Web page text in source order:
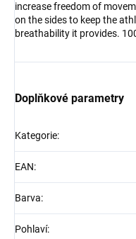
increase freedom of
on the sides to keep the
breathability it provides.
Doplňkové parametry
Kategorie:
EAN:
Barva:
Pohlaví: